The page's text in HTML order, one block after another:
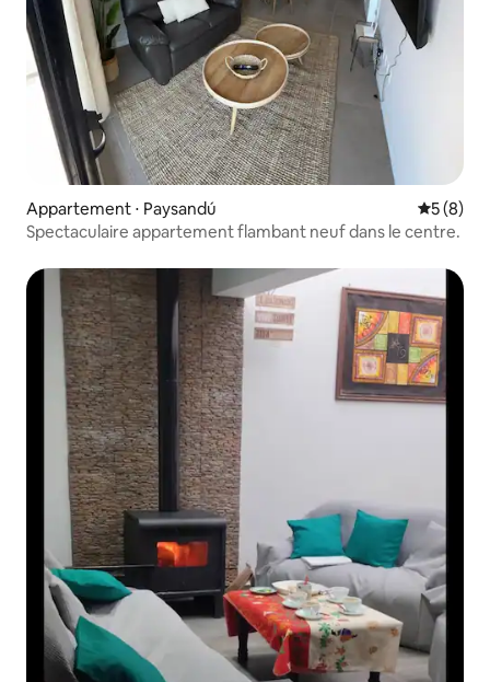
Appartement ⋅ Paysandú
5 (8)
Spectaculaire appartement flambant neuf dans le centre.